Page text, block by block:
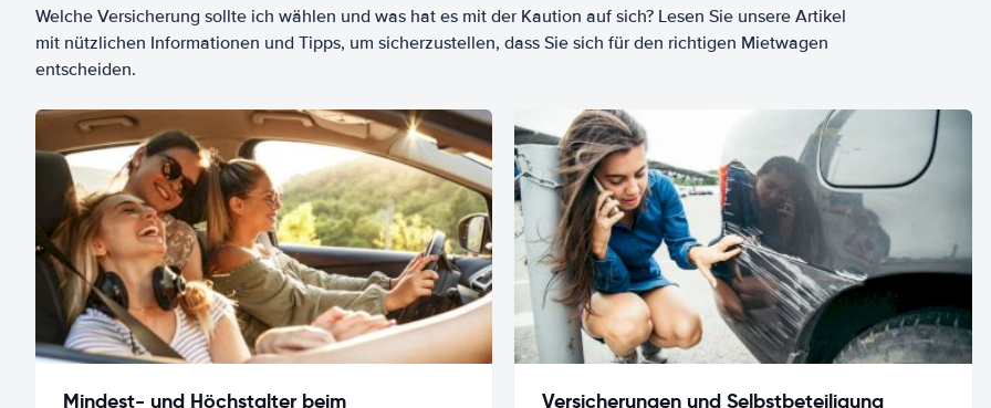
Welche Versicherung sollte ich wählen und was hat es mit der Kaution auf sich? Lesen Sie unsere Artikel
mit nützlichen Informationen und Tipps, um sicherzustellen, dass Sie sich für den richtigen Mietwagen
entscheiden.
Mindest- und Höchstalter beim
Versicherungen und Selbstbeteiligung